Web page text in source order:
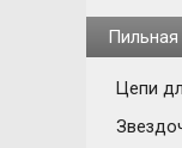
Пильная
Цепи